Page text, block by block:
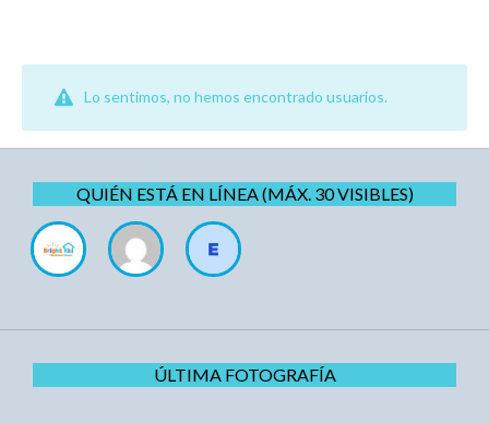
Lo sentimos, no hemos encontrado usuarios.
QUIÉN ESTÁ EN LÍNEA (MÁX. 30 VISIBLES)
ÚLTIMA FOTOGRAFÍA